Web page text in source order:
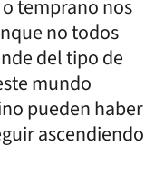
temprano nos
no todos
del tipo de
mundo
pueden haber
ascendiendo